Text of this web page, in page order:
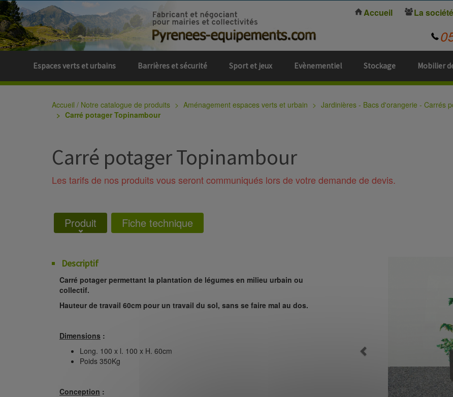
Espaces verts et urbains Barrières et sécurité Sport et jeux Evènementiel Stockage Mobilier
Accueil La société
Accueil / Notre catalogue de produits Aménagement espaces verts et urbain Jardinières - Bacs d'orangerie - Carrés
Carré potager Topinambour
Carré potager Topinambour
Les tarifs de nos produits vous seront communiqués lors de votre demande de devis.
Produit Fiche technique
Descriptif
Carré potager permettant la plantation de légumes en milieu urbain ou
collectif.
Hauteur de travail 60cm pour un travail du sol, sans se faire mal au dos.
Dimensions :
Long. 100 x l. 100 x H. 60cm
Poids 350Kg
Conception :